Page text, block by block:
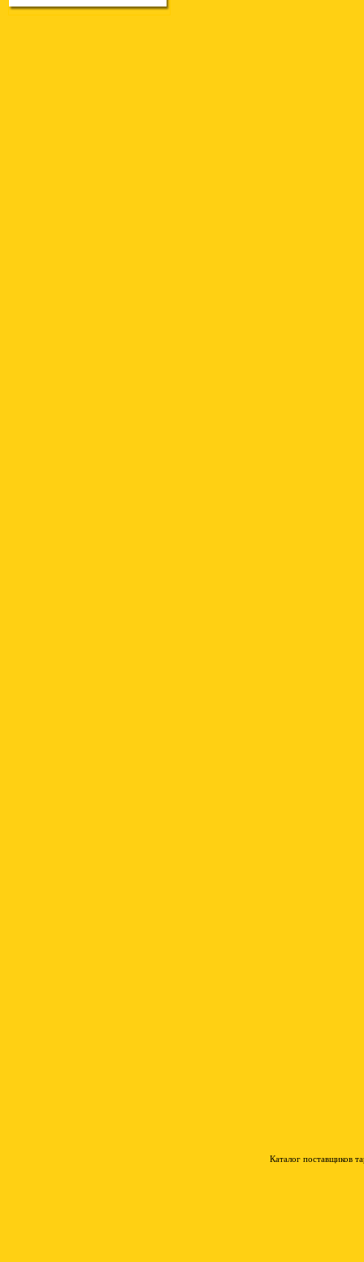
Каталог поставщиков